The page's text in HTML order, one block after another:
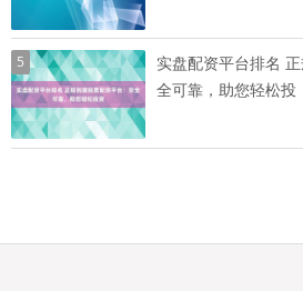
5
实盘配资平台排名
全可靠，助您轻松投